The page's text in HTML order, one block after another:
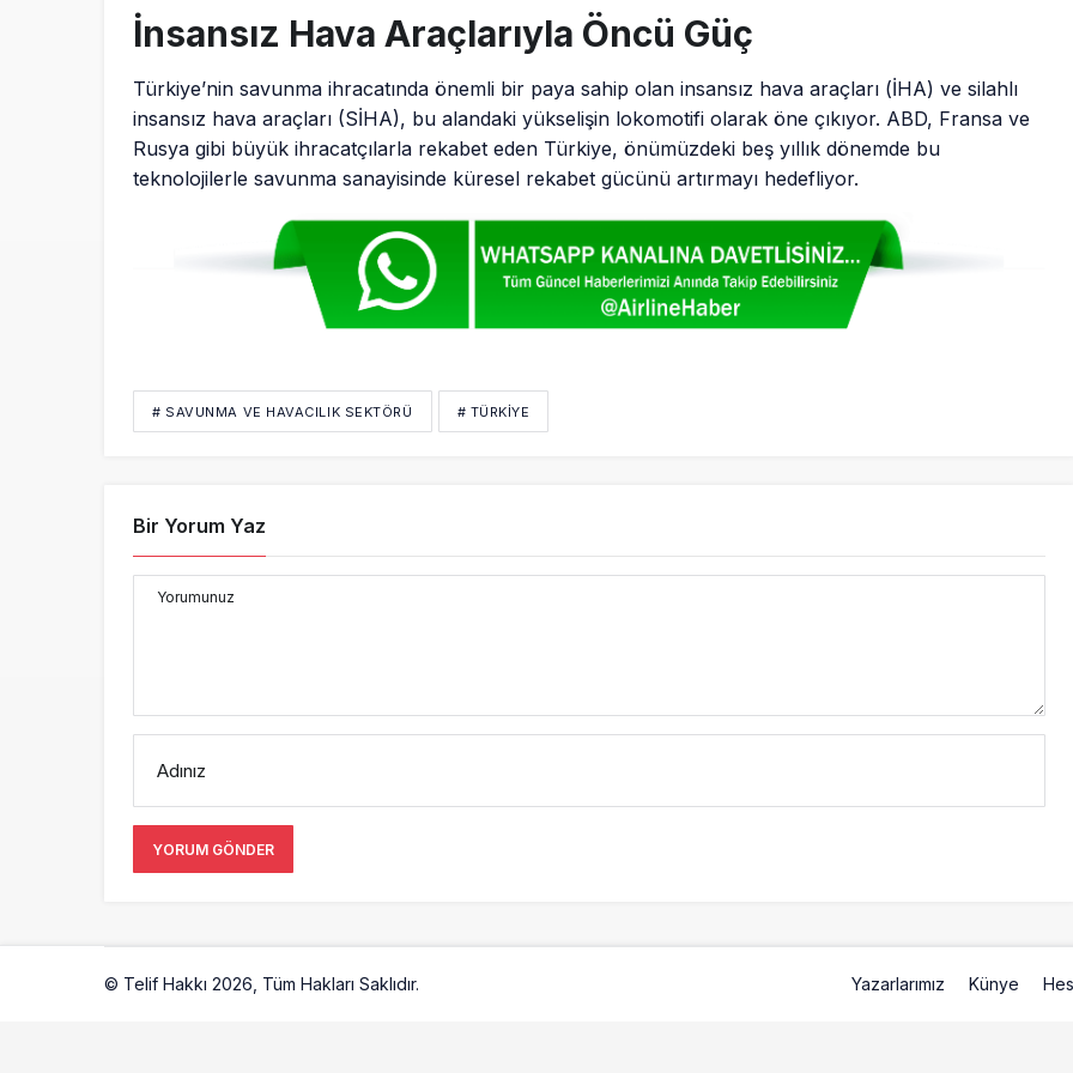
fırsatlar geliyor
İnsansız Hava Araçlarıyla Öncü Güç
Türkiye’nin savunma ihracatında önemli bir paya sahip olan insansız hava araçları (İHA) ve silahlı
insansız hava araçları (SİHA), bu alandaki yükselişin lokomotifi olarak öne çıkıyor. ABD, Fransa ve
Rusya gibi büyük ihracatçılarla rekabet eden Türkiye, önümüzdeki beş yıllık dönemde bu
teknolojilerle savunma sanayisinde küresel rekabet gücünü artırmayı hedefliyor.
# SAVUNMA VE HAVACILIK SEKTÖRÜ # TÜRKIYE
Bir Yorum Yaz
Yorumunuz
Adınız
YORUM GÖNDER
© Telif Hakkı 2026, Tüm Hakları Saklıdır. Yazarlarımız Künye